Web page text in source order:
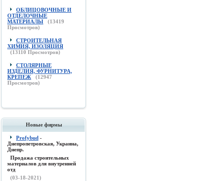
ОБЛИЦОВОЧНЫЕ И
ОТДЕЛОЧНЫЕ
МАТЕРИАЛЫ
(13419
Просмотров)
СТРОИТЕЛЬНАЯ
ХИМИЯ, ИЗОЛЯЦИЯ
(13110 Просмотров)
СТОЛЯРНЫЕ
ИЗДЕЛИЯ, ФУРНИТУРА,
КРЕПЕЖ
(12947
Просмотров)
Новые фирмы
Profybud -
Днепропетровская, Украина,
Днепр.
Продажа строительных
материалов для внутренней
отд
(03-18-2021)